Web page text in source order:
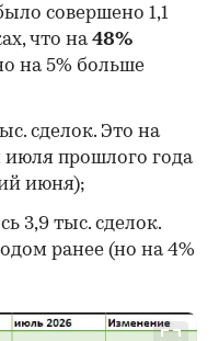
совершено 1,1
что на48%
на 5% больше
сделок. Это на
июля прошлого года
июня);
3,9 тыс. сделок.
ранее (но на 4%